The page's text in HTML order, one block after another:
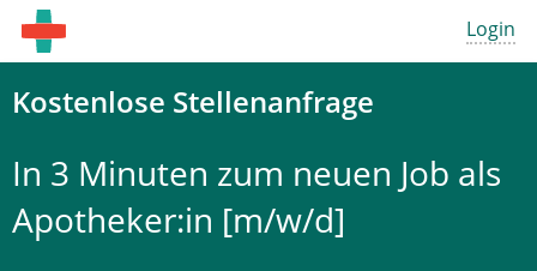
Login
Kostenlose Stellenanfrage
In 3 Minuten zum neuen Job als
Apotheker:in [m/w/d]